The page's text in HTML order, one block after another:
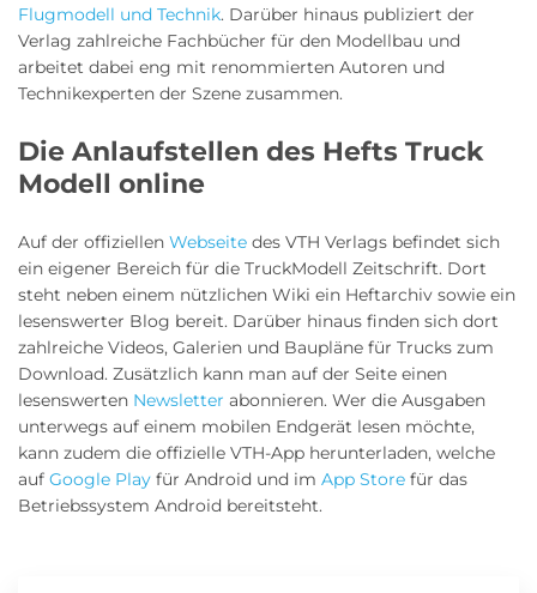
Flugmodell und Technik. Darüber hinaus publiziert der
Verlag zahlreiche Fachbücher für den Modellbau und
arbeitet dabei eng mit renommierten Autoren und
Technikexperten der Szene zusammen.
Die Anlaufstellen des Hefts Truck
Modell online
Auf der offiziellen Webseite des VTH Verlags befindet sich
ein eigener Bereich für die TruckModell Zeitschrift. Dort
steht neben einem nützlichen Wiki ein Heftarchiv sowie ein
lesenswerter Blog bereit. Darüber hinaus finden sich dort
zahlreiche Videos, Galerien und Baupläne für Trucks zum
Download. Zusätzlich kann man auf der Seite einen
lesenswerten Newsletter abonnieren. Wer die Ausgaben
unterwegs auf einem mobilen Endgerät lesen möchte,
kann zudem die offizielle VTH-App herunterladen, welche
auf Google Play für Android und im App Store für das
Betriebssystem Android bereitsteht.